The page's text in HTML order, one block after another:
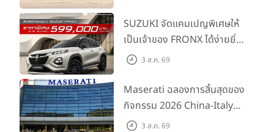
พร้อมลุย ด้วยราคาพิเศษเริ่ม
ต้นที่ 9.49 แสนบาท
SUZUKI จัดแคมเปญพิเศษให้
เป็นเจ้าของ FRONX ได้ง่ายยิ่ง
ขึ้นสำหรับรุ่น GL ราคาพิเศษ
200 คัน พร้อมข้อเสนอสุดคุ้ม
3 ส.ค. 69
Maserati ฉลองการสิ้นสุดของ
กิจกรรม 2026 China-Italy
Grand Tour ณ สำนักงาน
3 ส.ค. 69